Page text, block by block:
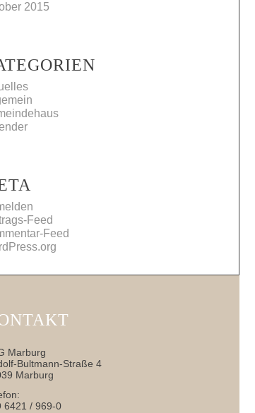
2015
Feed
Feed
Marburg
Bultmann-Straße 4
Marburg
6421 / 969-0